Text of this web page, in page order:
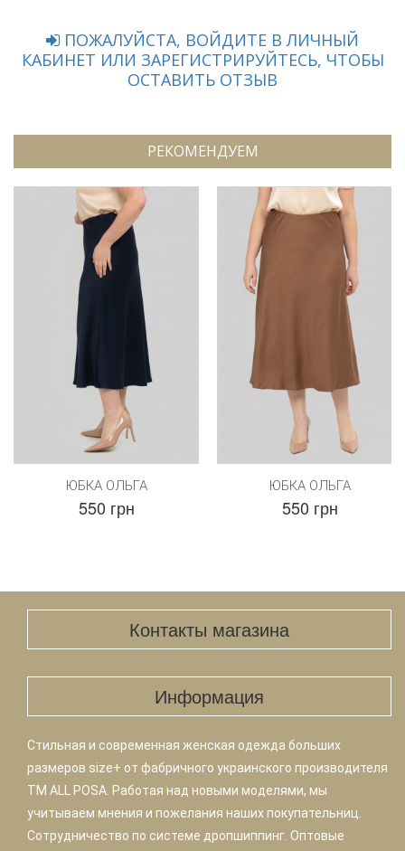
ПОЖАЛУЙСТА, ВОЙДИТЕ В ЛИЧНЫЙ
КАБИНЕТ ИЛИ ЗАРЕГИСТРИРУЙТЕСЬ, ЧТОБЫ
ОСТАВИТЬ ОТЗЫВ
РЕКОМЕНДУЕМ
ЮБКА ОЛЬГА
550 грн
ЮБКА ОЛЬГА
550 грн
Контакты магазина
Информация
Стильная и современная женская одежда больших
размеров size+ от фабричного украинского производителя
TM ALL POSA. Работая над новыми моделями, мы
учитываем мнения и пожелания наших покупательниц.
Сотрудничество по системе дропшиппинг. Оптовые